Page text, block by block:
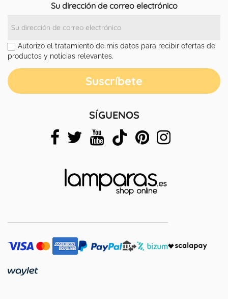
Su dirección de correo electrónico
Autorizo el tratamiento de mis datos para recibir ofertas de
productos y noticias relevantes.
SÍGUENOS